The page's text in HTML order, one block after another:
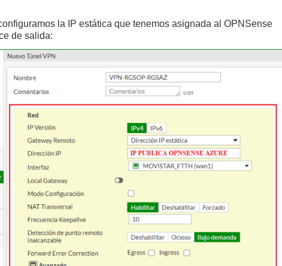
la IP estática que tenemos asignada al OPNSense
de salida: